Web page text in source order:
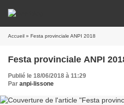
Accueil » Festa provinciale ANPI 2018
Festa provinciale ANPI
Publié le 18/06/2018 à 11:29
Par anpi-lissone